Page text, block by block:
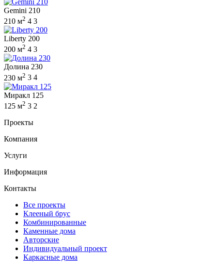
Gemini 210
210 м2 4 3
Liberty 200
200 м2 4 3
Долина 230
230 м2 3 4
Миракл 125
125 м2 3 2
Проекты
Компания
Услуги
Информация
Контакты
Все проекты
Клееный брус
Комбинированные
Каменные дома
Авторские
Индивидуальный проект
Каркасные дома